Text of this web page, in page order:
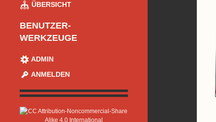
ÜBERSICHT
BENUTZER-
WERKZEUGE
ADMIN
ANMELDEN